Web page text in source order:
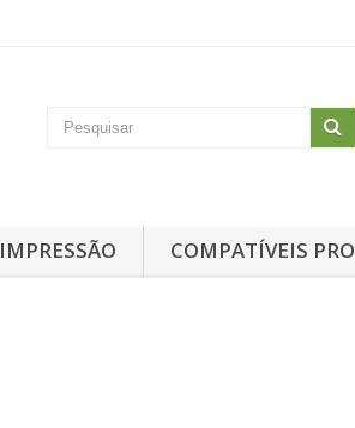
IMPRESSÃO COMPATÍVEIS PRO